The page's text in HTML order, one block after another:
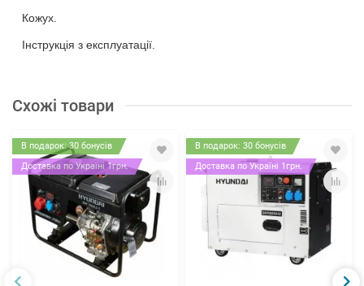
Кожух.
Інструкція з експлуатації.
Схожі товари
В подарок: 30 бонусів
Доставка по Україні 1грн.
В подарок: 30 бонусів
Доставка по Україні 1грн.